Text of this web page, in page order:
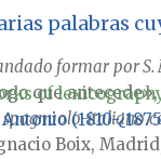
formar por S.
que
italiano
Boix,
palabras
of
(1810-